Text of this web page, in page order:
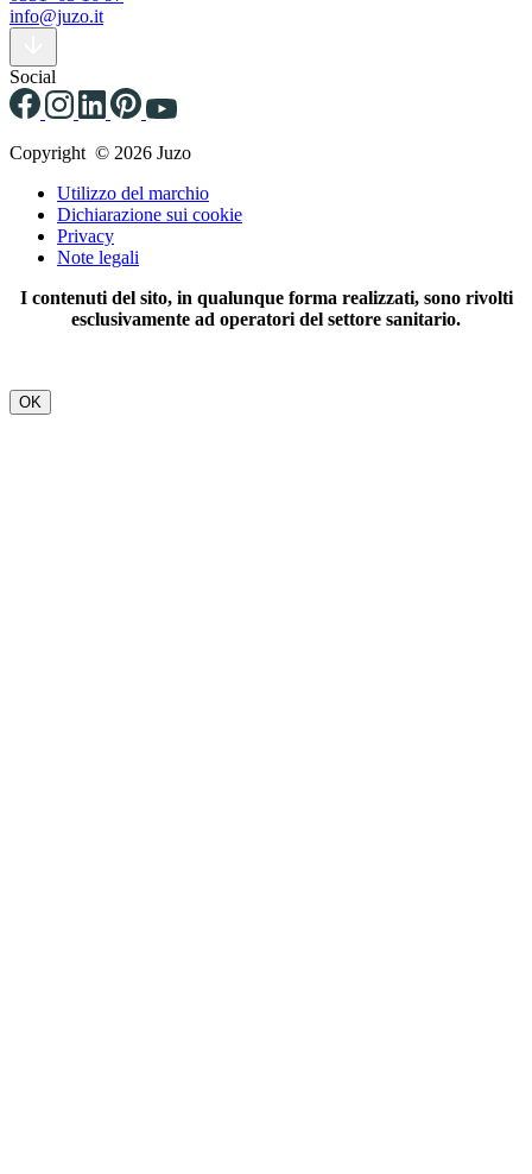
info@juzo.it
Social
Copyright © 2026 Juzo
Utilizzo del marchio
Dichiarazione sui cookie
Privacy
Note legali
I contenuti del sito, in qualunque forma realizzati, sono rivolti
esclusivamente ad operatori del settore sanitario.
OK